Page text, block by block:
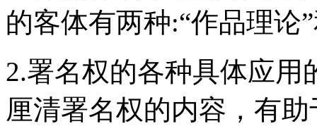
的客体有两种:“作品理论
2.署名权的各种具体应
厘清署名权的内容，有